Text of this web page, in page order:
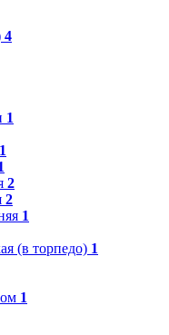
4
1
1
2
2
1
(в торпедо) 1
1